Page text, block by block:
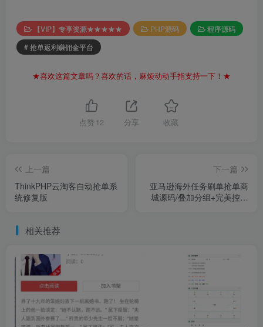
【VIP】专享资源★★★★★ PHP源码
程序源码
# 抢单返利赚佣金平台
★喜欢这篇文章吗？喜欢的话，麻烦动动手指支持一下！★
点赞 12 分享 收藏
上一篇
ThinkPHP云淘客自动抢单系
统修复版
下一篇
亚马逊海外任务刷单抢单商
城源码/叠加分组+完美控杀
相关推荐